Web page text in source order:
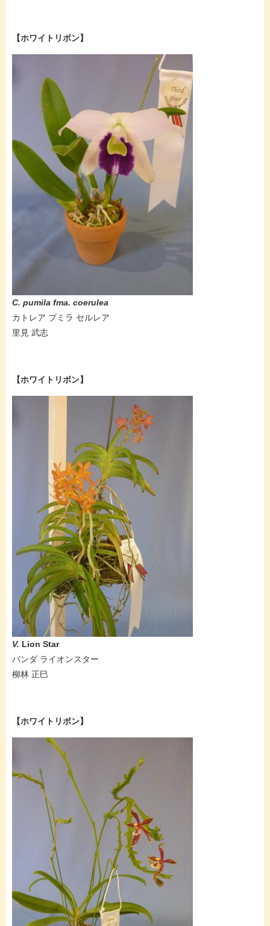
【ホワイトリボン】
C. pumila fma. coerulea
カトレア プミラ セルレア
里見 武志
【ホワイトリボン】
V. Lion Star
バンダ ライオンスター
柳林 正巳​
【ホワイトリボン】